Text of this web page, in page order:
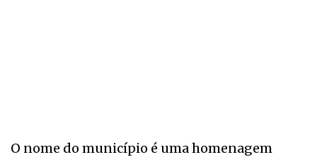
O nome do município é uma homenagem